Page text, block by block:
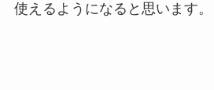
使えるようになると思います。